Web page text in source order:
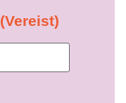
(Vereist)